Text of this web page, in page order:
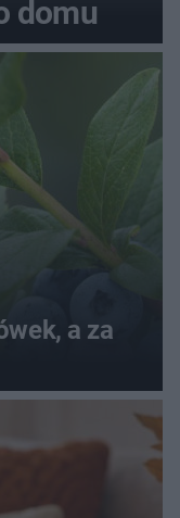
domu
a za